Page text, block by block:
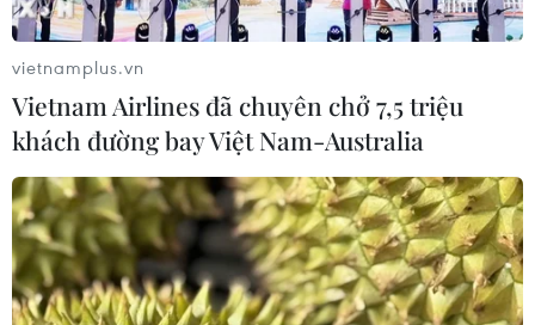
vietnamplus.vn
Vietnam Airlines đã chuyên chở 7,5 triệu
khách đường bay Việt Nam-Australia